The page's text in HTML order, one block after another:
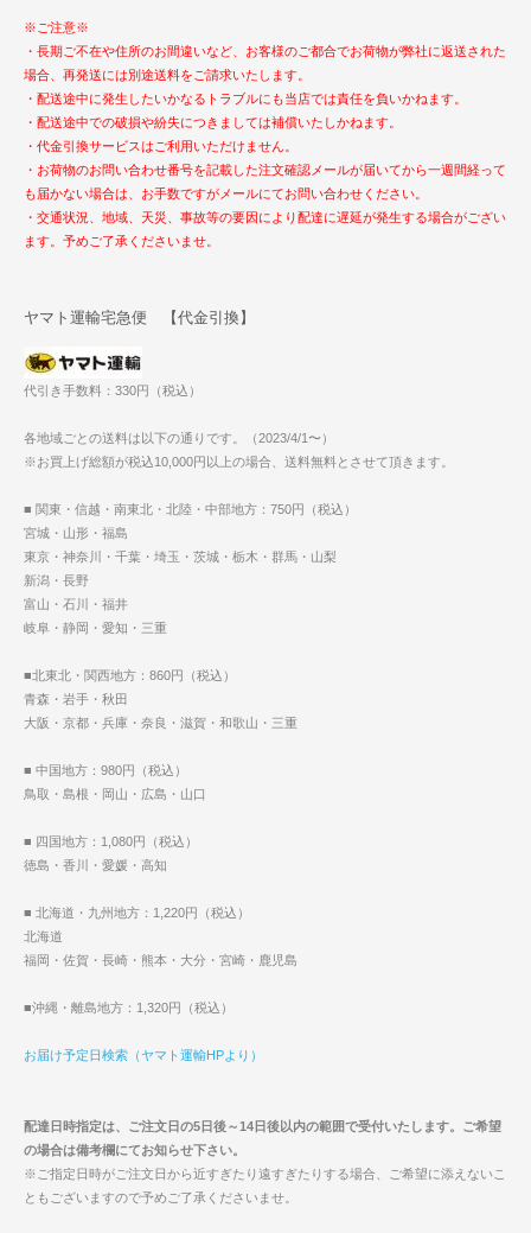
※ご注意※
・長期ご不在や住所のお間違いなど、お客様のご都合でお荷物が弊社に返送された
場合、再発送には別途送料をご請求いたします。
・配送途中に発生したいかなるトラブルにも当店では責任を負いかねます。
・配送途中での破損や紛失につきましては補償いたしかねます。
・代金引換サービスはご利用いただけません。
・お荷物のお問い合わせ番号を記載した注文確認メールが届いてから一週間経って
も届かない場合は、お手数ですがメールにてお問い合わせください。
・交通状況、地域、天災、事故等の要因により配達に遅延が発生する場合がござい
ます。予めご了承くださいませ。
ヤマト運輸宅急便 【代金引換】
代引き手数料：330円（税込）
各地域ごとの送料は以下の通りです。（2023/4/1〜）
※お買上げ総額が税込10,000円以上の場合、送料無料とさせて頂きます。
■ 関東・信越・南東北・北陸・中部地方：750円（税込）
宮城・山形・福島
東京・神奈川・千葉・埼玉・茨城・栃木・群馬・山梨
新潟・長野
富山・石川・福井
岐阜・静岡・愛知・三重
■北東北・関西地方：860円（税込）
青森・岩手・秋田
大阪・京都・兵庫・奈良・滋賀・和歌山・三重
■ 中国地方：980円（税込）
鳥取・島根・岡山・広島・山口
■ 四国地方：1,080円（税込）
徳島・香川・愛媛・高知
■ 北海道・九州地方：1,220円（税込）
北海道
福岡・佐賀・長崎・熊本・大分・宮崎・鹿児島
■沖縄・離島地方：1,320円（税込）
お届け予定日検索（ヤマト運輸HPより）
配達日時指定は、ご注文日の5日後～14日後以内の範囲で受付いたします。ご希望
の場合は備考欄にてお知らせ下さい。
※ご指定日時がご注文日から近すぎたり遠すぎたりする場合、ご希望に添えないこ
ともございますので予めご了承くださいませ。